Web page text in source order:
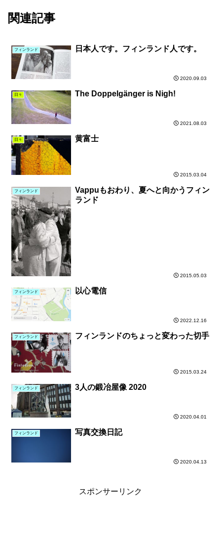
関連記事
フィンランド 日本人です。フィンランド人です。
2020.09.03
日々 The Doppelgänger is Nigh!
2021.08.03
日々 黄富士
2015.03.04
フィンランド
Vappuもおわり、夏へと向かうフィン
ランド
2015.05.03
フィンランド 以心電信
2022.12.16
フィンランド フィンランドのちょっと変わった切手
2015.03.24
フィンランド 3人の鍛冶屋像 2020
2020.04.01
フィンランド 写真交換日記
2020.04.13
スポンサーリンク